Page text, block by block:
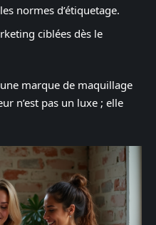
normes d’étiquetage.
ciblées dès le
marque de maquillage
n’est pas un luxe ; elle